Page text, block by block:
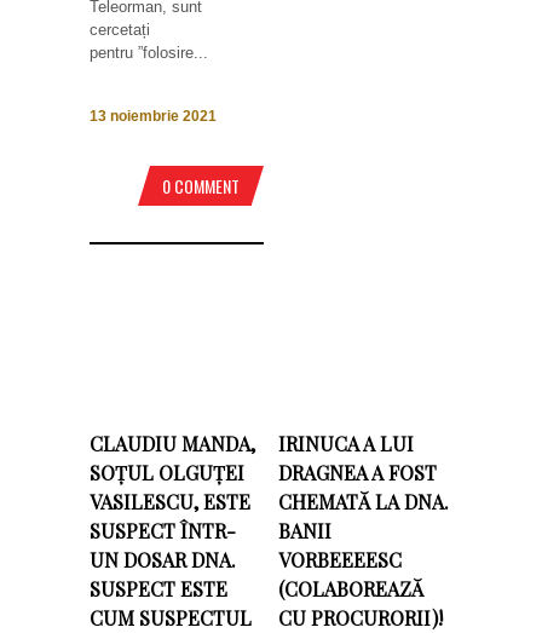
Teleorman, sunt
cercetați
pentru ”folosire...
13 noiembrie 2021
0 COMMENT
CLAUDIU MANDA,
SOȚUL OLGUȚEI
VASILESCU, ESTE
SUSPECT ÎNTR-
UN DOSAR DNA.
SUSPECT ESTE
CUM SUSPECTUL
IRINUCA A LUI
DRAGNEA A FOST
CHEMATĂ LA DNA.
BANII
VORBEEEESC
(COLABOREAZĂ
CU PROCURORII)!